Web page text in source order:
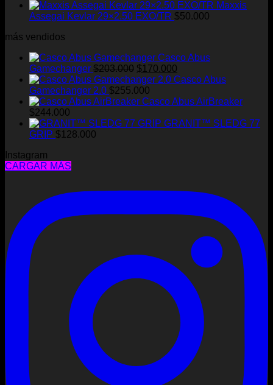
pueden
la
producto
Maxxis
Assegai Kevlar 29×2.50 EXO/TR $50.000
más vendidos
Casco Abus
Gamechanger $203.000 El
precio
original
era:
$170.000
precio
es:
Casco Abus
Gamechanger 2.0 $255.000
Casco Abus AirBreaker
$244.000
GRANIT™ SLEDG 77
GRIP $128.000
Instagram
CARGAR MÁS